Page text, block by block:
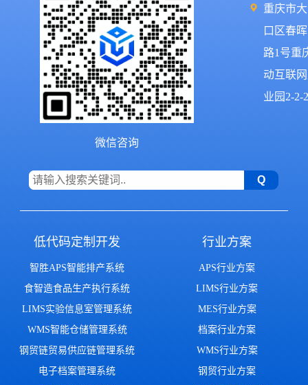
微信咨询
重庆市
口区春
路1号重
动互联
业园2-2-2
低代码定制开发
智胜APS智能排产系统
食智造食品生产执行系统
LIMS实验信息室管理系统
WMS智能仓储管理系统
钢贸链贸易供应链管理系统
电子档案管理系统
行业方案
APS行业方案
LIMS行业方案
MES行业方案
档案行业方案
WMS行业方案
钢贸行业方案